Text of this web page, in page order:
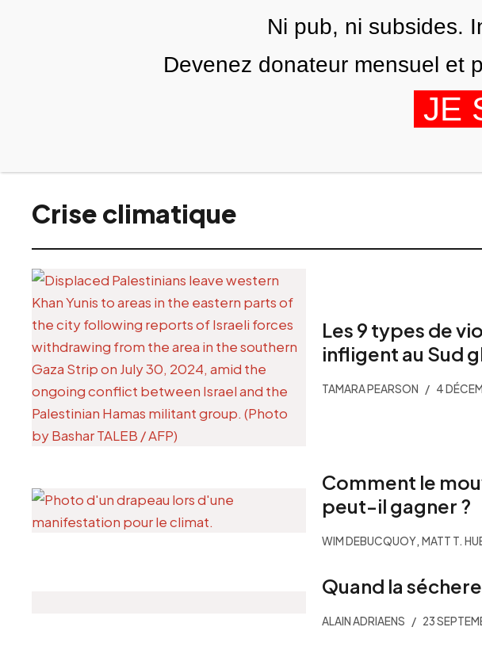
NOUS
Crise climatique
Les 9 types de
infligent au Sud
TAMARA PEARSON 4
Comment le
peut-il gagner ?
WIM DEBUCQUOY, MATT T.
Quand la
ALAIN ADRIAENS 23
Ni pub, ni subsides.
Devenez donateur mensuel et
JE